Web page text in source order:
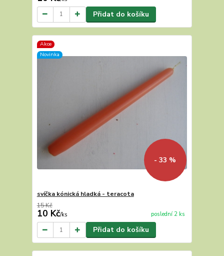
Přidat do košíku
Akce
Novinka
- 33 %
svíčka kónická hladká - teracota
15 Kč
10 Kč/ks poslední 2 ks
Přidat do košíku